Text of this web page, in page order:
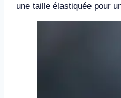
une taille élastiquée pour